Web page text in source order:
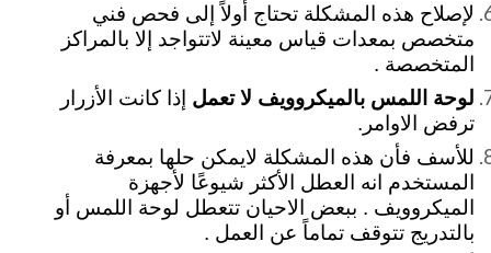
لإصلاح هذه المشكلة تحتاج أولاً إلى فحص فني
متخصص بمعدات قياس معينة لاتتواجد إلا بالمراكز
المتخصصة .
لوحة اللمس بالميكروويف لا تعمل إذا كانت الأزرار
ترفض الاوامر.
للأسف فأن هذه المشكلة لايمكن حلها بمعرفة
المستخدم انه العطل الأكثر شيوعًا لأجهزة
الميكروويف . ببعض الاحيان تتعطل لوحة اللمس أو
بالتدريج تتوقف تماماً عن العمل .